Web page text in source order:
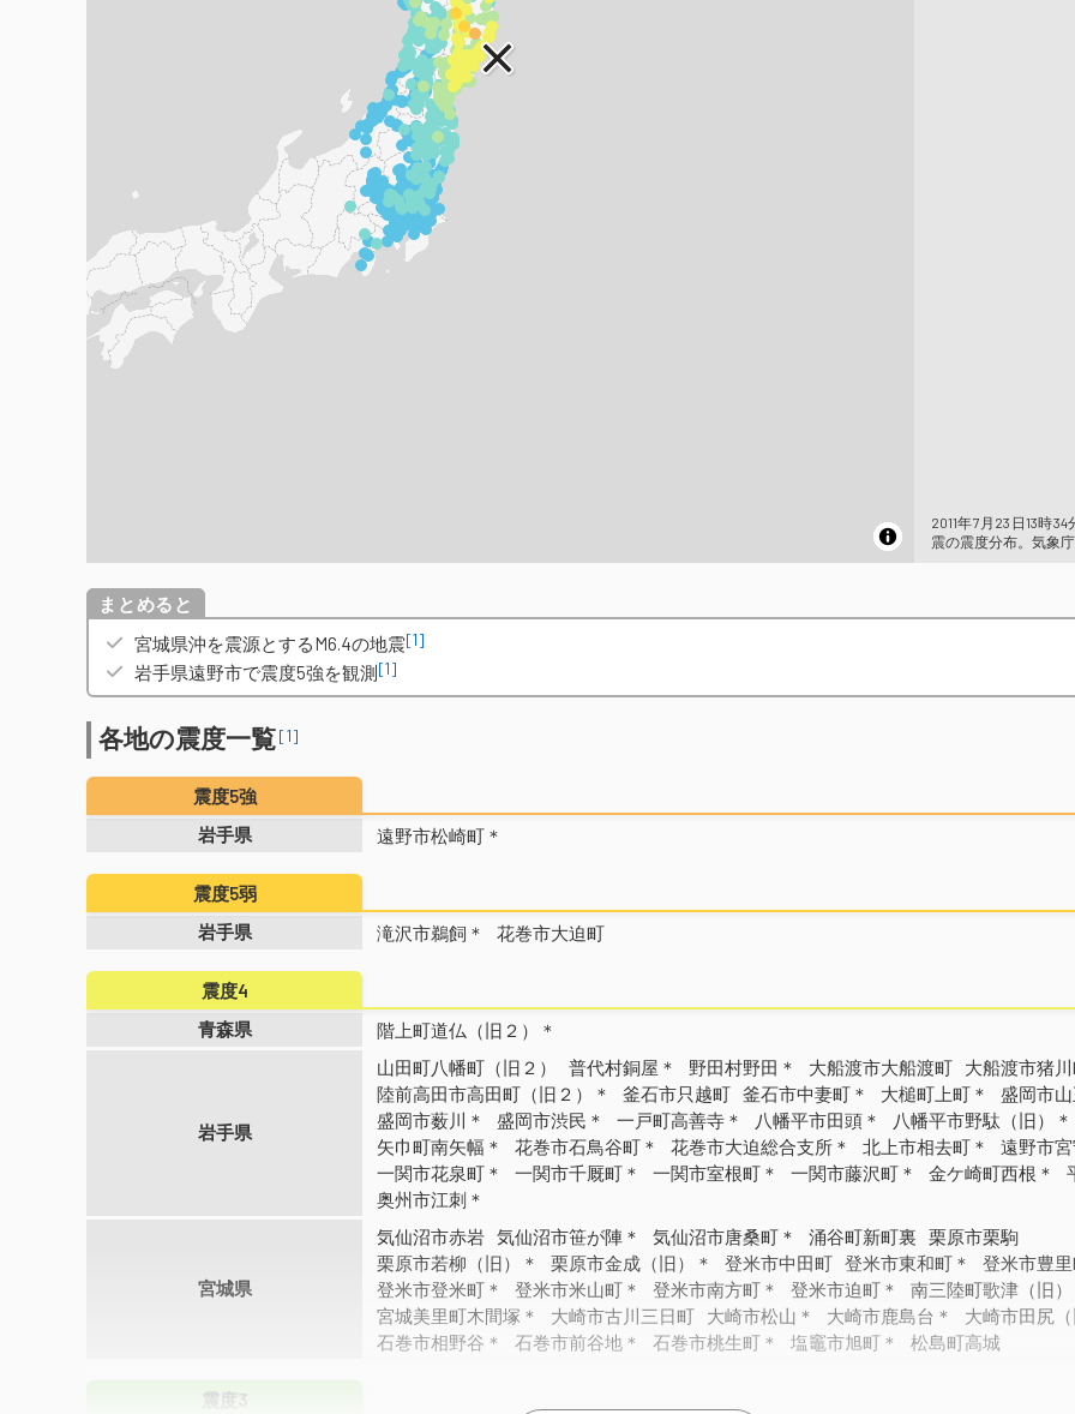
2011年7月23日13時
震の震度分布。気象庁
概要
宮城県沖を震源とするM6.4の地震[1]
岩手県遠野市で震度5強を観測[1]
各地の震度一覧[1]
震度5強
岩手県
遠野市松崎町＊
震度5弱
岩手県
滝沢市鵜飼＊ 花巻市大迫町
震度4
青森県
階上町道仏（旧２）＊
岩手県
山田町八幡町（旧２） 普代村銅屋＊ 野田村野田＊ 大船渡市大船渡町
大船渡市猪
陸前高田市高田町（旧２）＊
釜石市只越町 釜石市中妻町＊ 大槌町上町＊
盛岡市
盛岡市薮川＊
盛岡市渋民＊ 一戸町高善寺＊ 八幡平市田頭＊
八幡平市野駄（旧）＊
矢巾町南矢幅＊
花巻市石鳥谷町＊ 花巻市大迫総合支所＊ 北上市相去町＊
遠野市宮
一関市花泉町＊
一関市千厩町＊ 一関市室根町＊ 一関市藤沢町＊ 金ケ崎町西根＊
奥州市江刺＊
宮城県
気仙沼市赤岩 気仙沼市笹が陣＊ 気仙沼市唐桑町＊ 涌谷町新町裏
栗原市栗駒
栗原市若柳（旧）＊
栗原市金成（旧）＊ 登米市中田町 登米市東和町＊
登米市豊里
登米市登米町＊
登米市米山町＊ 登米市南方町＊ 登米市迫町＊
南三陸町歌津（旧）
宮城美里町木間塚＊
大崎市古川三日町 大崎市松山＊ 大崎市鹿島台＊
大崎市田尻（
石巻市相野谷＊
石巻市前谷地＊ 石巻市桃生町＊ 塩竈市旭町＊ 松島町高城
震度3